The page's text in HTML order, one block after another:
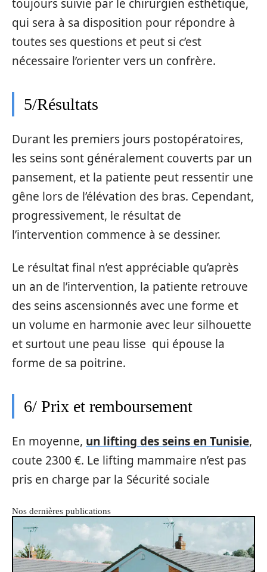
toujours suivie par le chirurgien esthétique,
qui sera à sa disposition pour répondre à
toutes ses questions et peut si c’est
nécessaire l’orienter vers un confrère.
5/Résultats
Durant les premiers jours postopératoires,
les seins sont généralement couverts par un
pansement, et la patiente peut ressentir une
gêne lors de l’élévation des bras. Cependant,
progressivement, le résultat de
l’intervention commence à se dessiner.
Le résultat final n’est appréciable qu’après
un an de l’intervention, la patiente retrouve
des seins ascensionnés avec une forme et
un volume en harmonie avec leur silhouette
et surtout une peau lisse qui épouse la
forme de sa poitrine.
6/ Prix et remboursement
En moyenne, un lifting des seins en Tunisie,
coute 2300 €. Le lifting mammaire n’est pas
pris en charge par la Sécurité sociale
Nos dernières publications